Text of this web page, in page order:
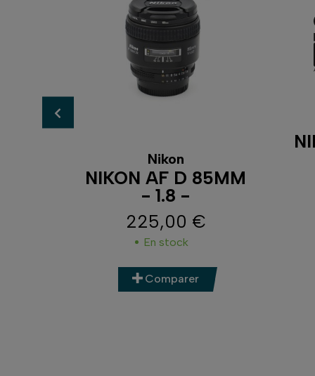
Nikon
NIKON AF D 85MM
- 1.8 -
Prix
225,00 €
En stock
Comparer